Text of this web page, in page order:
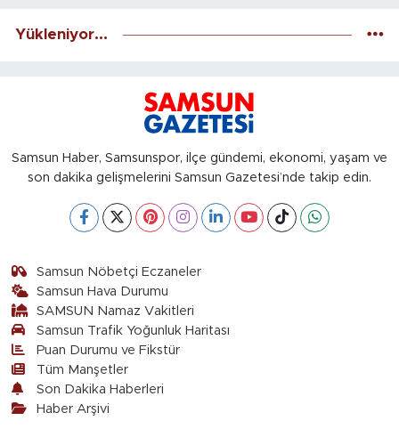
Yükleniyor...
Samsun Haber, Samsunspor, ilçe gündemi, ekonomi, yaşam ve
son dakika gelişmelerini Samsun Gazetesi’nde takip edin.
Samsun Nöbetçi Eczaneler
Samsun Hava Durumu
SAMSUN Namaz Vakitleri
Samsun Trafik Yoğunluk Haritası
Puan Durumu ve Fikstür
Tüm Manşetler
Son Dakika Haberleri
Haber Arşivi